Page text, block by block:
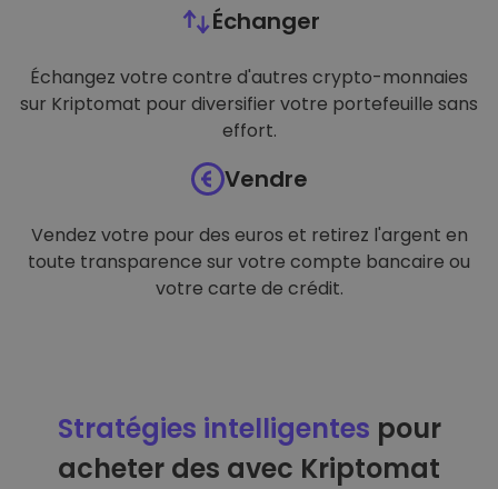
Échanger
Échangez votre contre d'autres crypto-monnaies
sur Kriptomat pour diversifier votre portefeuille sans
effort.
Vendre
Vendez votre pour des euros et retirez l'argent en
toute transparence sur votre compte bancaire ou
votre carte de crédit.
Stratégies intelligentes pour
acheter des avec Kriptomat